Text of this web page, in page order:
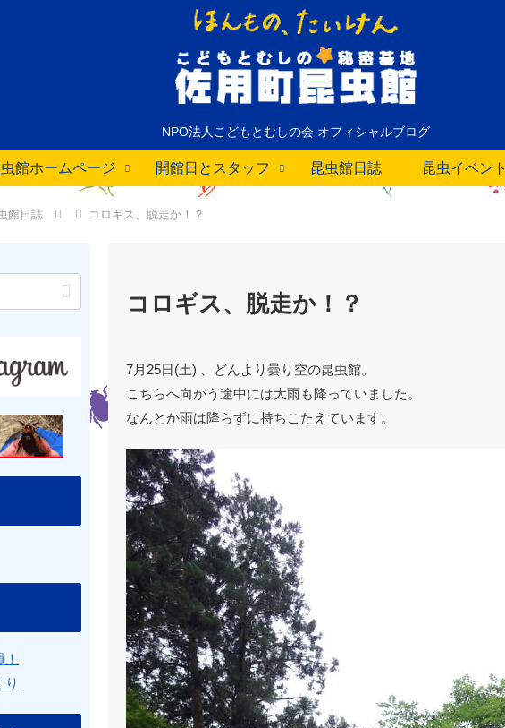
NPO法人こどもとむしの会 オフィシャルブログ
館ホームページ 開館日とスタッフ 昆虫館日誌 昆虫イベント
館日誌 コロギス、脱走か！？
コロギス、脱走か！？
7月25日(土) 、どんより曇り空の昆虫館。
こちらへ向かう途中には大雨も降っていました。
なんとか雨は降らずに持ちこたえています。
り